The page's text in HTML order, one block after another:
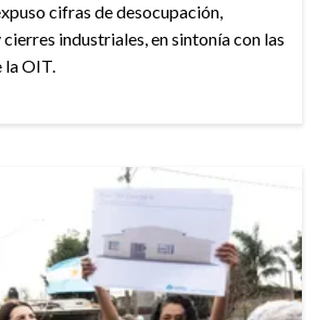
cifras de desocupación,
industriales, en sintonía con las
la OIT.